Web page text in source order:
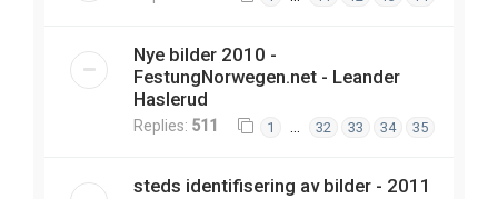
Nye bilder 2010 -
FestungNorwegen.net - Leander
Haslerud
Replies: 511 1 … 32 33 34 35
steds identifisering av bilder - 2011